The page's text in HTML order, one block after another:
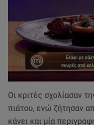
Οι κριτές σχολίασαν
πιάτου, ενώ ζήτησαν
κάνει και μία